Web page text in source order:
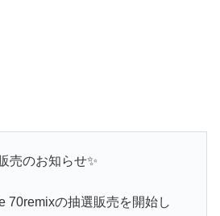
売のお知らせ✨
70remixの抽選販売を開始し